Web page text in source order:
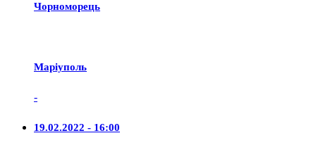
Чорноморець
Маріуполь
-
19.02.2022 - 16:00